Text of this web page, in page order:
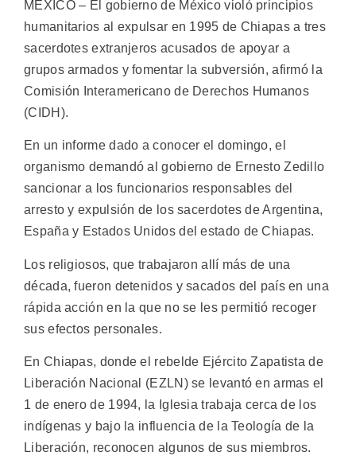
MEXICO – El gobierno de México violó principios
humanitarios al expulsar en 1995 de Chiapas a tres
sacerdotes extranjeros acusados de apoyar a
grupos armados y fomentar la subversión, afirmó la
Comisión Interamericano de Derechos Humanos
(CIDH).
En un informe dado a conocer el domingo, el
organismo demandó al gobierno de Ernesto Zedillo
sancionar a los funcionarios responsables del
arresto y expulsión de los sacerdotes de Argentina,
España y Estados Unidos del estado de Chiapas.
Los religiosos, que trabajaron allí más de una
década, fueron detenidos y sacados del país en una
rápida acción en la que no se les permitió recoger
sus efectos personales.
En Chiapas, donde el rebelde Ejército Zapatista de
Liberación Nacional (EZLN) se levantó en armas el
1 de enero de 1994, la Iglesia trabaja cerca de los
indígenas y bajo la influencia de la Teología de la
Liberación, reconocen algunos de sus miembros.